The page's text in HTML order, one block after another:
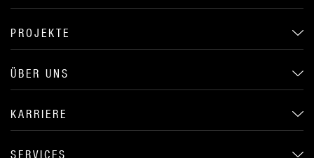
PROJEKTE
ÜBER UNS
KARRIERE
SERVICES